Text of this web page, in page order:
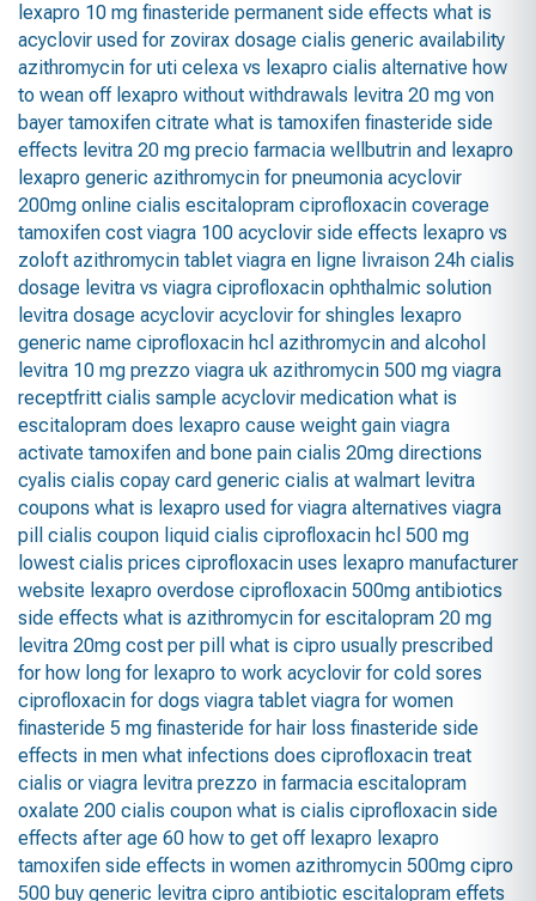
lexapro 10 mg finasteride permanent side effects what is
acyclovir used for zovirax dosage cialis generic availability
azithromycin for uti celexa vs lexapro cialis alternative how
to wean off lexapro without withdrawals levitra 20 mg von
bayer tamoxifen citrate what is tamoxifen finasteride side
effects levitra 20 mg precio farmacia wellbutrin and lexapro
lexapro generic azithromycin for pneumonia acyclovir
200mg online cialis escitalopram ciprofloxacin coverage
tamoxifen cost viagra 100 acyclovir side effects lexapro vs
zoloft azithromycin tablet viagra en ligne livraison 24h cialis
dosage levitra vs viagra ciprofloxacin ophthalmic solution
levitra dosage acyclovir acyclovir for shingles lexapro
generic name ciprofloxacin hcl azithromycin and alcohol
levitra 10 mg prezzo viagra uk azithromycin 500 mg viagra
receptfritt cialis sample acyclovir medication what is
escitalopram does lexapro cause weight gain viagra
activate tamoxifen and bone pain cialis 20mg directions
cyalis cialis copay card generic cialis at walmart levitra
coupons what is lexapro used for viagra alternatives viagra
pill
cialis coupon liquid cialis ciprofloxacin hcl 500 mg
lowest cialis prices ciprofloxacin uses lexapro manufacturer
website lexapro overdose ciprofloxacin 500mg antibiotics
side effects what is azithromycin for escitalopram 20 mg
levitra 20mg cost per pill
what is cipro usually prescribed
for how long for lexapro to work acyclovir for cold sores
ciprofloxacin for dogs viagra tablet viagra for women
finasteride 5 mg finasteride for hair loss finasteride side
effects in men what infections does ciprofloxacin treat
cialis or viagra levitra prezzo in farmacia escitalopram
oxalate 200 cialis coupon what is cialis ciprofloxacin side
effects after age 60 how to get off lexapro lexapro
tamoxifen side effects in women azithromycin 500mg cipro
500 buy generic levitra cipro antibiotic escitalopram effets